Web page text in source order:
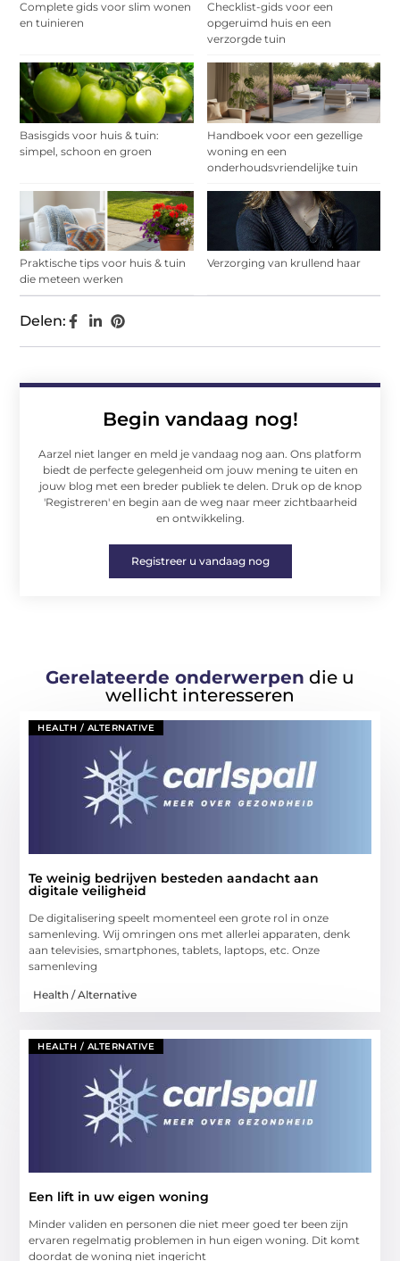
Complete gids voor slim wonen
en tuinieren
Checklist-gids voor een
opgeruimd huis en een
verzorgde tuin
Basisgids voor huis & tuin:
simpel, schoon en groen
Handboek voor een gezellige
woning en een
onderhoudsvriendelijke tuin
Praktische tips voor huis & tuin
die meteen werken
Verzorging van krullend haar
Begin vandaag nog!
Aarzel niet langer en meld je vandaag nog aan. Ons platform
biedt de perfecte gelegenheid om jouw mening te uiten en
jouw blog met een breder publiek te delen. Druk op de knop
'Registreren' en begin aan de weg naar meer zichtbaarheid
en ontwikkeling.
Registreer u vandaag nog
Delen:
Gerelateerde onderwerpen die u
wellicht interesseren
HEALTH / ALTERNATIVE
Te weinig bedrijven besteden aandacht aan
digitale veiligheid
De digitalisering speelt momenteel een grote rol in onze
samenleving. Wij omringen ons met allerlei apparaten, denk
aan televisies, smartphones, tablets, laptops, etc. Onze
samenleving
Health / Alternative
HEALTH / ALTERNATIVE
Een lift in uw eigen woning
Minder validen en personen die niet meer goed ter been zijn
ervaren regelmatig problemen in hun eigen woning. Dit komt
doordat de woning niet ingericht